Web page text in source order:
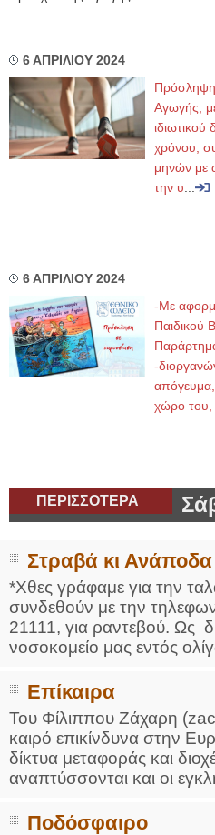
6 ΑΠΡΙΛΙΟΥ 2024
Αγωγής,
ιδιωτικού
χρόνου,
μηνών με
την υ
6 ΑΠΡΙΛΙΟΥ 2024
-Με
Παιδικού
-
χώρο του,
ΠΕΡΙΣΣΟΤΕΡΑ
Στραβά κι Ανάποδα
*Χθες γράφαμε για την
συνδεθούν με την
21111, για ραντεβού. Ως
νοσοκομείο μας εντός
Επίκαιρα
Του Φίλιππου Ζάχαρη
καιρό επικίνδυνα στην
δίκτυα μεταφοράς και
αναπτύσσονται και οι
Ποδόσφαιρο